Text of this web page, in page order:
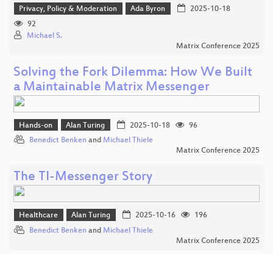
Privacy, Policy & Moderation Ada Byron
2025-10-18
92
Michael S.
Matrix Conference 2025
Solving the Fork Dilemma: How We Built
a Maintainable Matrix Messenger
Hands-on Alan Turing 2025-10-18
96
Benedict Benken and Michael Thiele
Matrix Conference 2025
The TI-Messenger Story
Healthcare Alan Turing 2025-10-16
196
Benedict Benken and Michael Thiele
Matrix Conference 2025